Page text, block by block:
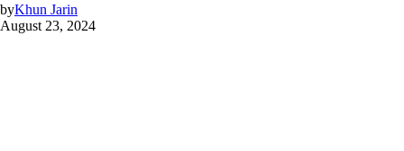
byKhun Jarin
August 23, 2024